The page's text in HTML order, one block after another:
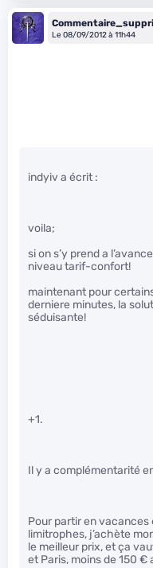
Le 08/09/2012 à 11h44
indyiv a écrit :
voila;
si on s’y prend a
niveau tarif-confort!
maintenant pour
derniere minutes, la
séduisante!
+1.
Il y a complémentarité
Pour partir en vacances
limitrophes, j’achète
le meilleur prix, et ça
et Paris, moins de 150 €